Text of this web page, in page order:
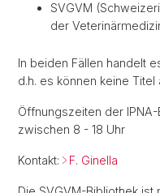
SVGVM
der
In beiden Fällen handelt
d.h. es können keine
Öffnungszeiten der
zwischen 8 - 18 Uhr
Kontakt: F. Ginella